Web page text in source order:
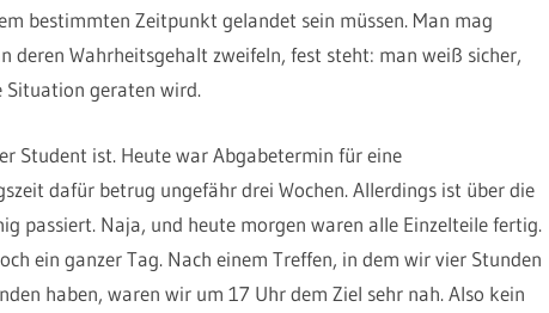
bestimmten Zeitpunkt gelandet sein müssen. Man mag
deren Wahrheitsgehalt zweifeln, fest steht: man weiß sicher,
Situation geraten wird.
Student ist. Heute war Abgabetermin für eine
dafür betrug ungefähr drei Wochen. Allerdings ist über die
passiert. Naja, und heute morgen waren alle Einzelteile fertig.
ein ganzer Tag. Nach einem Treffen, in dem wir vier Stunden
haben, waren wir um 17 Uhr dem Ziel sehr nah. Also kein